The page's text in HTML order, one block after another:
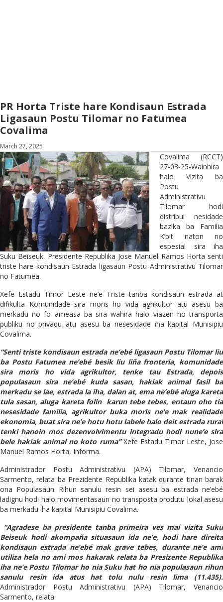
PR Horta Triste hare Kondisaun Estrada
Ligasaun Postu Tilomar no Fatumea
Covalima
March 27, 2025
Covalima (RCCT)
27-03-25-Wainhira
halo Vizita ba
Postu
Administrativu
Tilomar hodi
distribui nesidade
bazika ba Familia
K’bit naton no
espesial sira iha
Suku Beiseuk. Presidente Republika Jose Manuel Ramos Horta senti
triste hare kondisaun Estrada ligasaun Postu Administrativu Tilomar
no Fatumea.
Xefe Estadu Timor Leste ne’e Triste tanba kondisaun estrada at
difikulta Komunidade sira moris ho vida agrikultor atu asesu ba
merkadu no fo ameasa ba sira wahira halo viazen ho transporta
publiku no privadu atu asesu ba nesesidade iha kapital Munisipiu
Covalima.
“Senti triste kondisaun estrada ne’ebé ligasaun Postu Tilomar liu
ba Postu Fatumea ne’ebé besik liu liña fronteria, komunidade
sira moris ho vida agrikultor, tenke tau Estrada, depois
populasaun sira ne’ebé kuda sasan, hakiak animal fasil ba
merkadu se lae, estrada la iha, dalan at, ema ne’ebé aluga kareta
tula sasan, aluga kareta folin karun tebe tebes, entaun oho tia
nesesidade familia, agrikultor buka moris ne’e mak realidade
ekonomia, buat sira ne’e hotu hotu labele halo deit estrada rural
tenki hanoin mos dezenvolvimentu integradu hodi nune’e sira
bele hakiak animal no koto ruma”Xefe Estadu Timor Leste, Jose
Manuel Ramos Horta, Informa.
Administrador Postu Administrativu (APA) Tilomar, Venancio
Sarmento, relata ba Prezidente Republika katak durante tinan barak
ona Populasaun Rihun sanulu resin sei asesu ba estrada ne’ebé
ladignu hodi halo movimentasaun no transposta produtu lokal asesu
ba merkadu iha kapital Munisipiu Covalima.
“Agradese ba presidente tanba primeira ves mai vizita Suku
Beiseuk hodi akompaña situasaun ida ne’e, hodi hare direita
kondisaun estrada ne’ebé mak grave tebes, durante ne’e ami
utiliza hela no ami mos hakarak relata ba Presizente Republika
iha ne’e Postu Tilomar ho nia Suku hat ho nia populasaun rihun
sanulu resin ida atus hat tolu nulu resin lima (11.435).
Administrador Postu Administrativu (APA) Tilomar, Venancio
Sarmento, relata.